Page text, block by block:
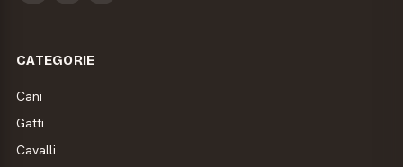
CATEGORIE
Cani
Gatti
Cavalli